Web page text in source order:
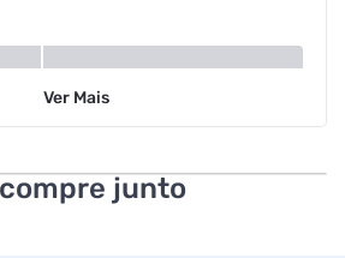
Ver Mais
junto